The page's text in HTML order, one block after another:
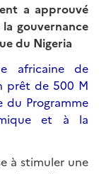
a approuvé
gouvernance
du Nigeria
africaine de
prêt de 500 M
du Programme
et à la
à stimuler une